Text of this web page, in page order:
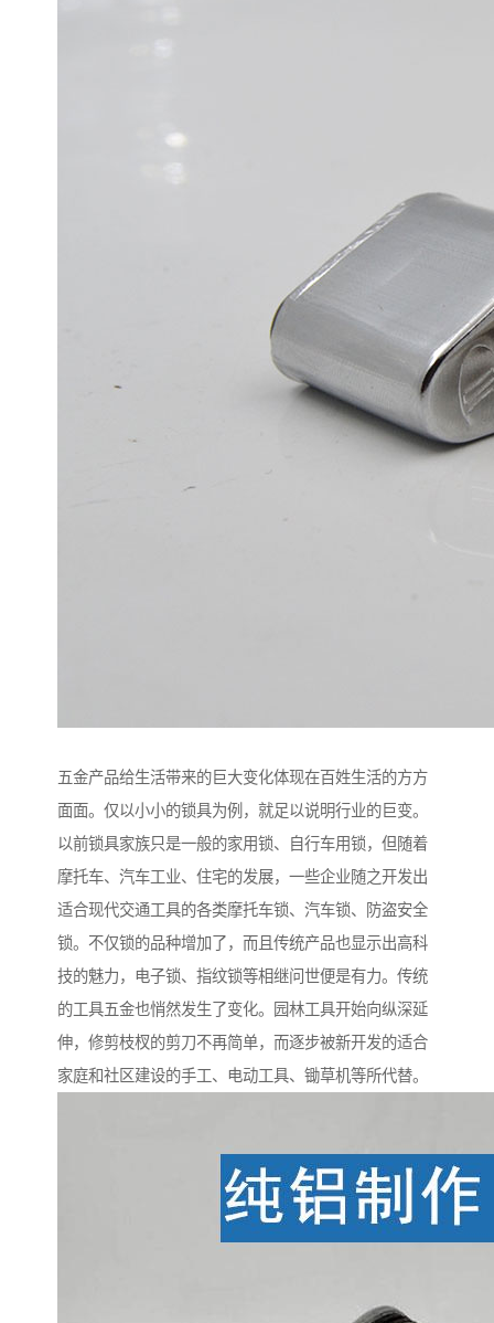
五金产品给生活带来的巨大变化体现在百姓生活的方方
面面。仅以小小的锁具为例，就足以说明行业的巨变。
以前锁具家族只是一般的家用锁、自行车用锁，但随着
摩托车、汽车工业、住宅的发展，一些企业随之开发出
适合现代交通工具的各类摩托车锁、汽车锁、防盗安全
锁。不仅锁的品种增加了，而且传统产品也显示出高科
技的魅力，电子锁、指纹锁等相继问世便是有力。传统
的工具五金也悄然发生了变化。园林工具开始向纵深延
伸，修剪枝杈的剪刀不再简单，而逐步被新开发的适合
家庭和社区建设的手工、电动工具、锄草机等所代替。